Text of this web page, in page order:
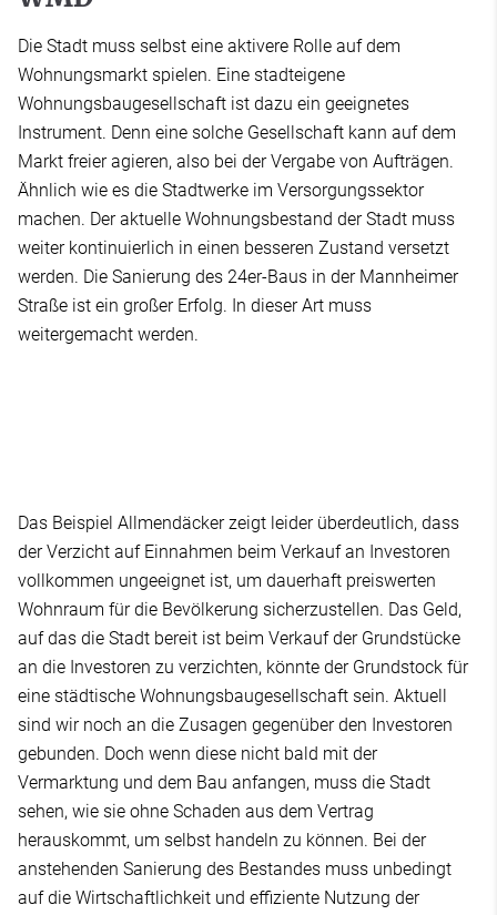
Die Stadt muss selbst eine aktivere Rolle auf dem
Wohnungsmarkt spielen. Eine stadteigene
Wohnungsbaugesellschaft ist dazu ein geeignetes
Instrument. Denn eine solche Gesellschaft kann auf dem
Markt freier agieren, also bei der Vergabe von Aufträgen.
Ähnlich wie es die Stadtwerke im Versorgungssektor
machen. Der aktuelle Wohnungsbestand der Stadt muss
weiter kontinuierlich in einen besseren Zustand versetzt
werden. Die Sanierung des 24er-Baus in der Mannheimer
Straße ist ein großer Erfolg. In dieser Art muss
weitergemacht werden.
Das Beispiel Allmendäcker zeigt leider überdeutlich, dass
der Verzicht auf Einnahmen beim Verkauf an Investoren
vollkommen ungeeignet ist, um dauerhaft preiswerten
Wohnraum für die Bevölkerung sicherzustellen. Das Geld,
auf das die Stadt bereit ist beim Verkauf der Grundstücke
an die Investoren zu verzichten, könnte der Grundstock für
eine städtische Wohnungsbaugesellschaft sein. Aktuell
sind wir noch an die Zusagen gegenüber den Investoren
gebunden. Doch wenn diese nicht bald mit der
Vermarktung und dem Bau anfangen, muss die Stadt
sehen, wie sie ohne Schaden aus dem Vertrag
herauskommt, um selbst handeln zu können. Bei der
anstehenden Sanierung des Bestandes muss unbedingt
auf die Wirtschaftlichkeit und effiziente Nutzung der